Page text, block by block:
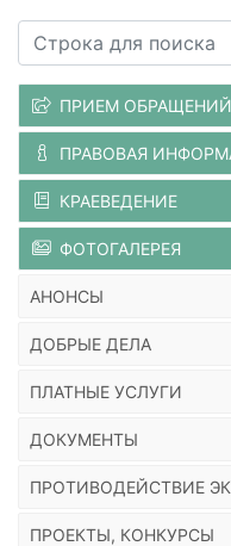
ПРИЕМ ОБРАЩЕНИЙ
ПРАВОВАЯ
КРАЕВЕДЕНИЕ
ФОТОГАЛЕРЕЯ
АНОНСЫ
ДОБРЫЕ ДЕЛА
ПЛАТНЫЕ УСЛУГИ
ДОКУМЕНТЫ
ПРОТИВОДЕЙСТВИЕ
ПРОЕКТЫ, КОНКУРСЫ